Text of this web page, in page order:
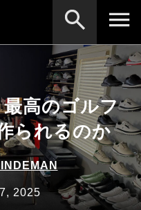
高のゴルフ
られるのか
2025
ック
事柄を入
検索